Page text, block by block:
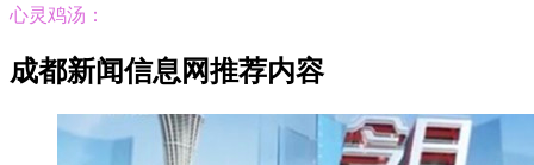
心灵鸡汤：
成都新闻信息网推荐内容